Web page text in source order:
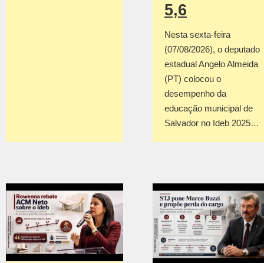
5,6
Nesta sexta-feira
(07/08/2026), o deputado
estadual Angelo Almeida
(PT) colocou o
desempenho da
educação municipal de
Salvador no Ideb 2025…